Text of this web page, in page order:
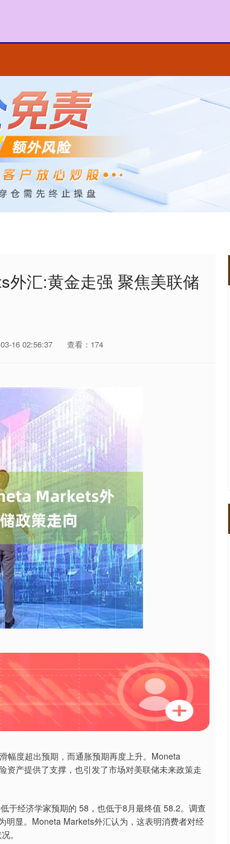
外汇:黄金走强 聚焦美联储
16 02:56:37 查看：174
幅度超出预期，而通胀预期再度上升。Moneta
资产提供了支撑，也引发了市场对美联储未来政策走
经济学家预期的 58，也低于8月最终值 58.2。调查
明显。Moneta Markets外汇认为，这表明消费者对经
。